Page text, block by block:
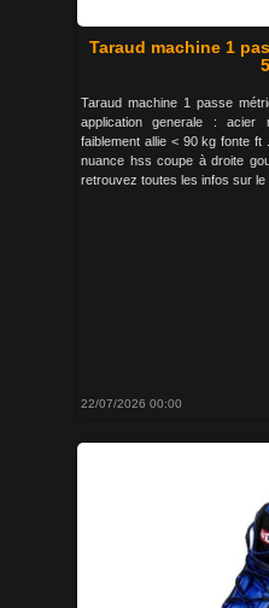
Taraud machine 1
Taraud machine 1 passe
application generale :
faiblement allie < 90 kg fonte
nuance hss coupe à droite
retrouvez toutes les infos sur
22/07/2026 00:00